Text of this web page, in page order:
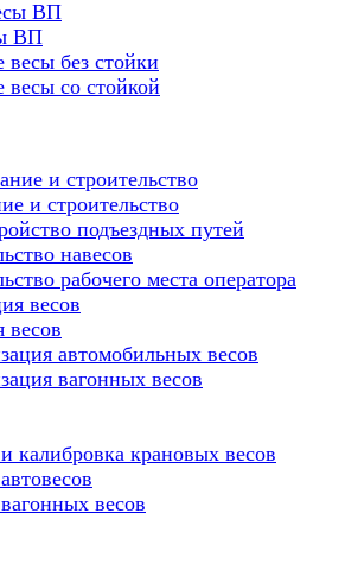
ВП
весы без стойки
весы со стойкой
и строительство
подъездных путей
навесов
рабочего места оператора
весов
автомобильных весов
вагонных весов
калибровка крановых весов
весов